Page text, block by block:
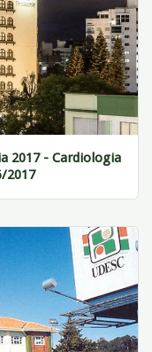
2017 - Cardiologia
2017